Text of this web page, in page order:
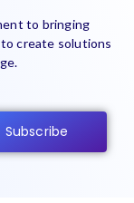
to bringing
create solutions
Subscribe